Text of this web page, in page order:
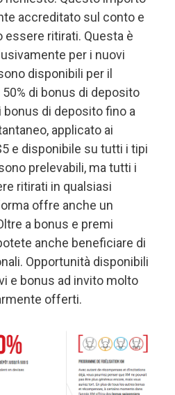
accreditato sul conto e
ritirati. Questa è
per i nuovi
disponibili per il
di bonus di deposito
bonus di deposito fino a
applicato ai
e disponibile su tutti i tipi
prelevabili, ma tutti i
ritirati in qualsiasi
offre anche un
a bonus e premi
anche beneficiare di
Opportunità disponibili
e bonus ad invito molto
offerti.